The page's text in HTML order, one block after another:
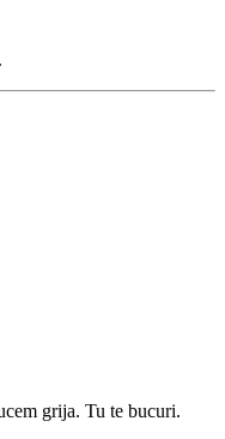
grija. Tu te bucuri.